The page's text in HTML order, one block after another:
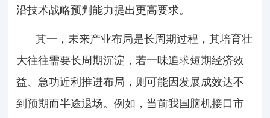
沿技术战略预判能力提出更高要求。
其一，未来产业布局是长周期过程，其培育壮
大往往需要长周期沉淀，若一味追求短期经济效
益、急功近利推进布局，则可能因发展成效达不
到预期而半途退场。例如，当前我国脑机接口市